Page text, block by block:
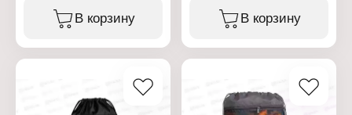
цветов
Форма наконечника:
скошенный
Форма корпуса: плоский
Основа чернил: вода
Материал корпуса:
В корзину
Бренд: Beifa
Артикул: 254400-4
Материал: пластик
Назначение: текстовые
В корзину